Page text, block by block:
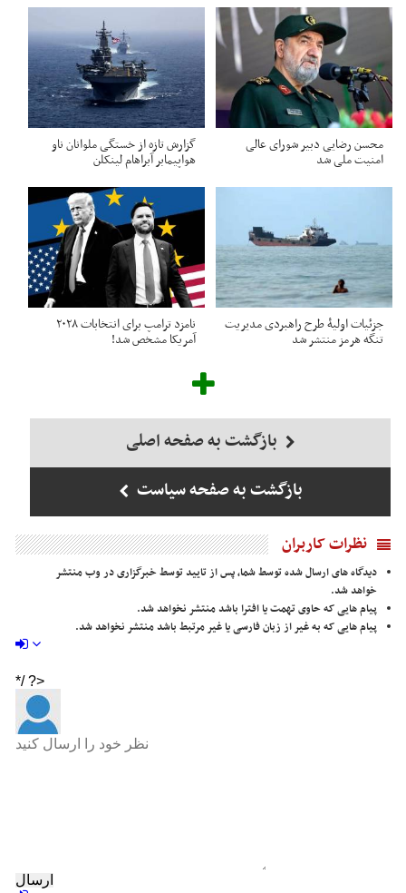
محسن رضایی دبیر شورای عالی
امنیت ملی شد
گزارش تازه از خستگی ملوانان ناو
هواپیمابر آبراهام لینکلن
جزئیات اولیۀ طرح راهبردی مدیریت
تنگه هرمز منتشر شد
نامزد ترامپ برای انتخابات ۲۰۲۸
آمریکا مشخص شد!
بازگشت به صفحه اصلی
بازگشت به صفحه سیاست
نظرات کاربران
دیدگاه های ارسال شده توسط شما، پس از تایید توسط خبرگزاری در وب منتشر
خواهد شد.
پیام هایی که حاوی تهمت یا افترا باشد منتشر نخواهد شد.
پیام هایی که به غیر از زبان فارسی یا غیر مرتبط باشد منتشر نخواهد شد.